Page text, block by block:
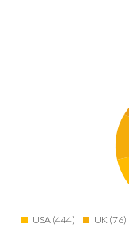
USA (444) UK (76)